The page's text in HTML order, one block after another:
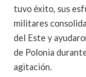
tuvo éxito, sus
militares
del Este y
de Polonia
agitación.